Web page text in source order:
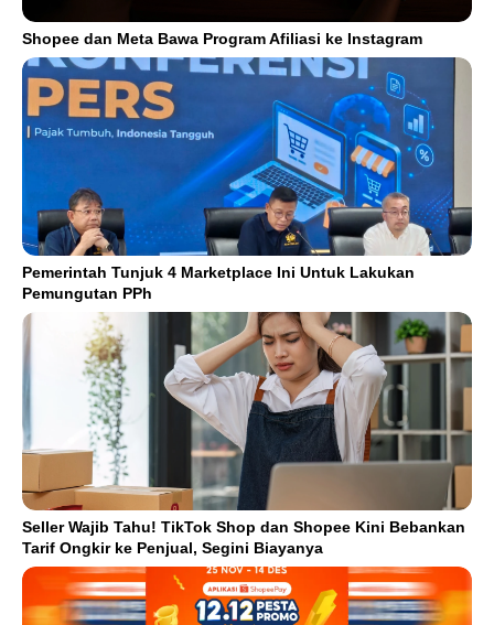
Shopee dan Meta Bawa Program Afiliasi ke Instagram
Pemerintah Tunjuk 4 Marketplace Ini Untuk Lakukan
Pemungutan PPh
Seller Wajib Tahu! TikTok Shop dan Shopee Kini Bebankan
Tarif Ongkir ke Penjual, Segini Biayanya